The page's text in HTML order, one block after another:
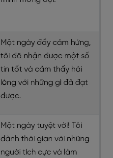
Một ngày đầy cảm hứng,
tôi đã nhận được một số
tin tốt và cảm thấy hài
lòng với những gì đã đạt
được.
Một ngày tuyệt vời! Tôi
dành thời gian với những
người tích cực và làm